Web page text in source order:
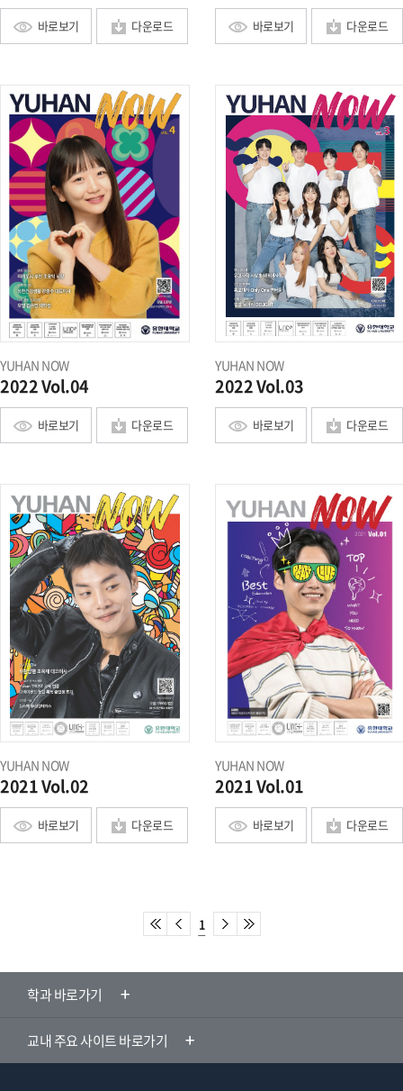
바로보기 다운로드 바로보기 다운로드
YUHAN NOW
2022 Vol.04
바로보기 다운로드
YUHAN NOW
2022 Vol.03
바로보기 다운로드
YUHAN NOW
2021 Vol.02
바로보기 다운로드
YUHAN NOW
2021 Vol.01
바로보기 다운로드
1
학과 바로가기
교내 주요 사이트 바로가기